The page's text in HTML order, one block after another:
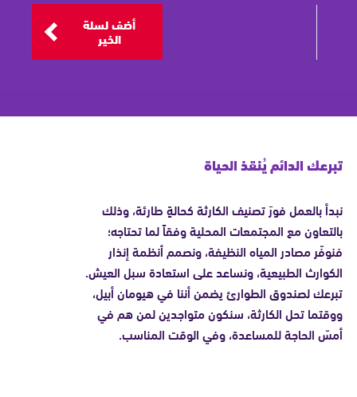
أضف لسلة
الخير
تبرعك الدائم يُنقذ الحياة
نبدأ بالعمل فورَ تصنيف الكارثة كحالةٍ طارئة، وذلك
بالتعاون مع المجتمعات المحلية وفقاً لما تحتاجه؛
فنوفّر مصادر المياه النظيفة، ونصمم أنظمة إنذار
الكوارث الطبيعية، ونساعد على استعادة سبل العيش.
تبرعك لصندوق الطوارئ يضمن أننا في هيومان أبيل،
ووقتما تحل الكارثة، سنكون متواجدين لمن هم في
أمسّ الحاجة للمساعدة، وفي الوقت المناسب.